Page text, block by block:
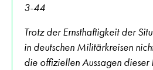
3-44
Trotz der Ernsthaftigkeit der
in deutschen Militärkreisen
die offiziellen Aussagen dieser